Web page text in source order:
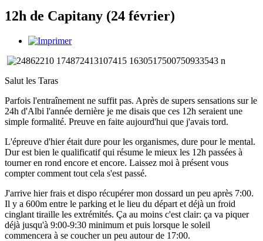
12h de Capitany (24 février)
Salut les Taras
Parfois l'entraînement ne suffit pas. Après de supers sensations sur le
24h d'Albi l'année dernière je me disais que ces 12h seraient une
simple formalité. Preuve en faite aujourd'hui que j'avais tord.
L'épreuve d'hier était dure pour les organismes, dure pour le mental.
Dur est bien le qualificatif qui résume le mieux les 12h passées à
tourner en rond encore et encore. Laissez moi à présent vous
compter comment tout cela s'est passé.
J'arrive hier frais et dispo récupérer mon dossard un peu après 7:00.
Il y a 600m entre le parking et le lieu du départ et déjà un froid
cinglant tiraille les extrémités. Ça au moins c'est clair: ça va piquer
déjà jusqu'à 9:00-9:30 minimum et puis lorsque le soleil
commencera à se coucher un peu autour de 17:00.